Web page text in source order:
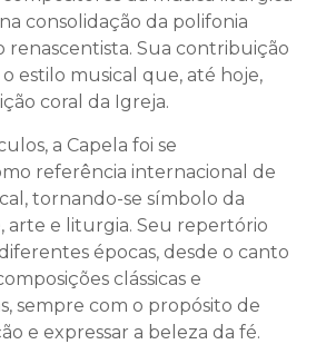
consolidação da polifonia
renascentista. Sua contribuição
estilo musical que, até hoje,
coral da Igreja.
a Capela foi se
referência internacional de
tornando-se símbolo da
arte e liturgia. Seu repertório
épocas, desde o canto
clássicas e
sempre com o propósito de
e expressar a beleza da fé.